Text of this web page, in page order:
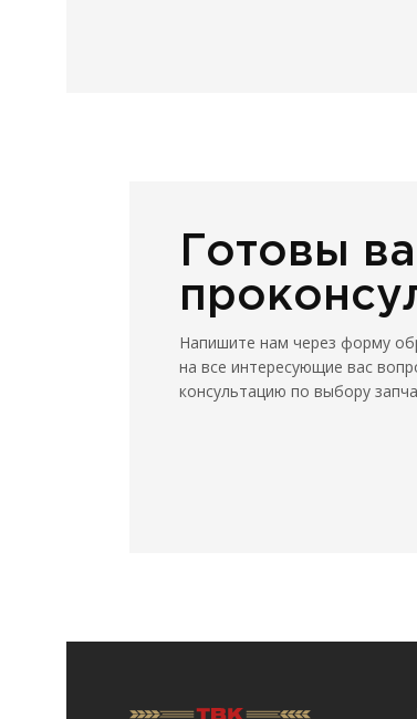
Готовы
Напишите нам через форму
на все интересующие вас
консультацию по выбору